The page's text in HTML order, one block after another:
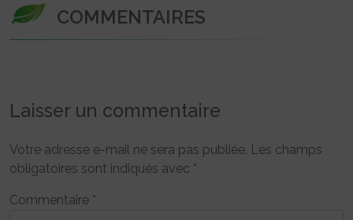
COMMENTAIRES
Laisser un commentaire
Votre adresse e-mail ne sera pas publiée. Les champs
obligatoires sont indiqués avec *
Commentaire *